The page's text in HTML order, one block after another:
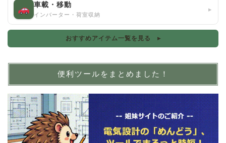
車載・移動
インバーター・荷室収納
▸
おすすめアイテム一覧を見る ▸
便利ツールをまとめました！